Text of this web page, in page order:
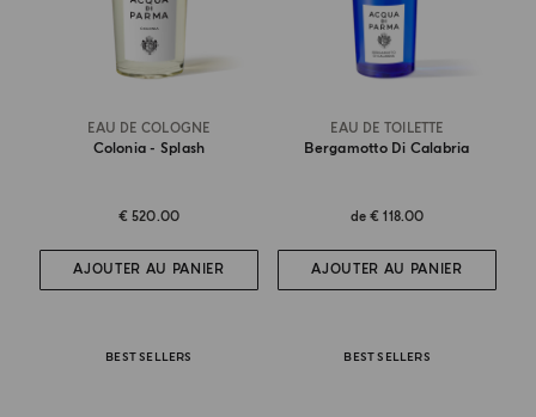
EAU DE COLOGNE
Colonia - Splash
€ 520.00
AJOUTER AU PANIER
EAU DE TOILETTE
Bergamotto Di Calabria
de€ 118.00
AJOUTER AU PANIER
BEST SELLERS BEST SELLERS